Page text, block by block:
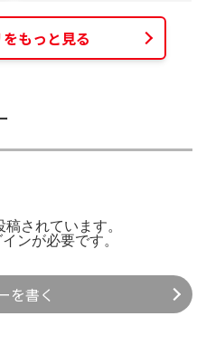
もっと見る
されています。
インが必要です。
を書く